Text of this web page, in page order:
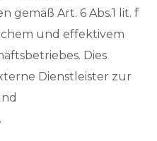
gemäß Art. 6 Abs.1 lit. f
und effektivem
Dies
Dienstleister zur